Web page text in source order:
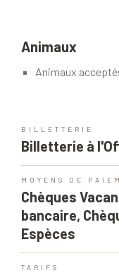
Animaux
Animaux
BILLETTERIE
Billetterie à
MOYENS DE
Chèques
bancaire,
Espèces
TARIFS